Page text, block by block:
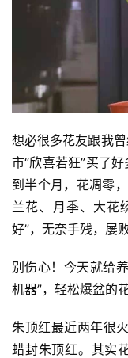
想必很多花友跟我
市“欣喜若狂”买了
到半个月，花凋零
兰花、月季、大花
好”，无奈手残，屡
别伤心！今天就给
机器”，轻松爆盆的
朱顶红最近两年很
蜡封朱顶红。其实